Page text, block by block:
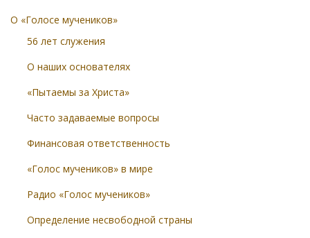
О «Голосе мучеников»
56 лет служения
О наших основателях
«Пытаемы за Христа»
Часто задаваемые вопросы
Финансовая ответственность
«Голос мучеников» в мире
Радио «Голос мучеников»
Определение несвободной страны